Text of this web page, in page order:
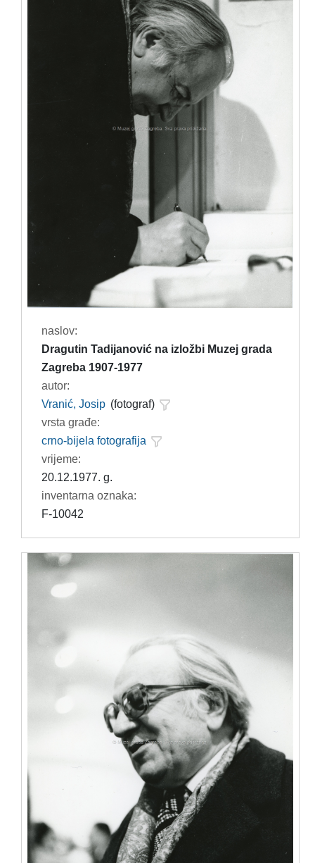
naslov:
Dragutin Tadijanović na izložbi Muzej grada
Zagreba 1907-1977
autor:
Vranić, Josip (fotograf)
vrsta građe:
crno-bijela fotografija
vrijeme:
20.12.1977. g.
inventarna oznaka:
F-10042